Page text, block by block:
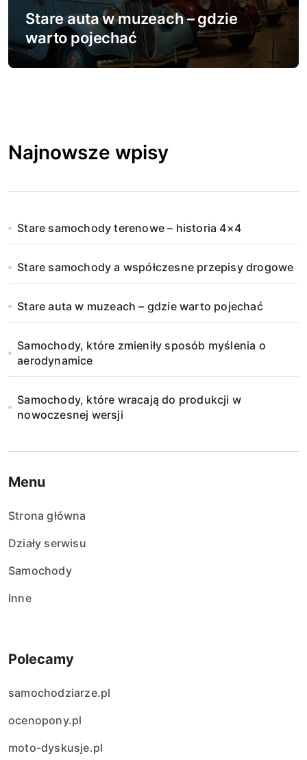
Stare auta w muzeach – gdzie
warto pojechać
Najnowsze wpisy
Stare samochody terenowe – historia 4×4
Stare samochody a współczesne przepisy drogowe
Stare auta w muzeach – gdzie warto pojechać
Samochody, które zmieniły sposób myślenia o
aerodynamice
Samochody, które wracają do produkcji w
nowoczesnej wersji
Menu
Strona główna
Działy serwisu
Samochody
Inne
Polecamy
samochodziarze.pl
ocenopony.pl
moto-dyskusje.pl